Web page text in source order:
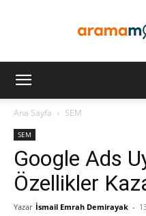
Ana Sayfa SEM
SEM
Google Ads
Özellikler
Yazar İsmail Emrah Demirayak -